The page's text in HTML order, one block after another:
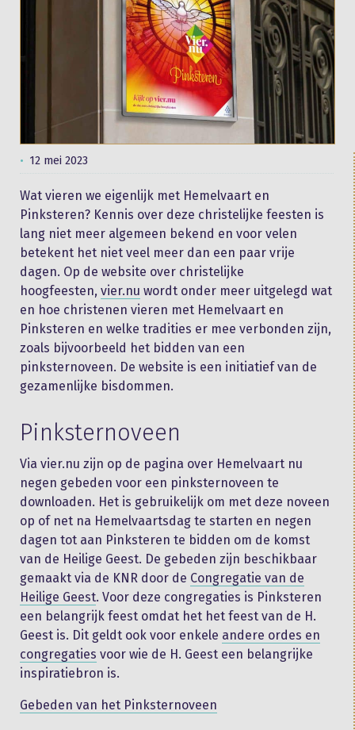
12 mei 2023
Wat vieren we eigenlijk met Hemelvaart en
Pinksteren? Kennis over deze christelijke feesten is
lang niet meer algemeen bekend en voor velen
betekent het niet veel meer dan een paar vrije
dagen. Op de website over christelijke
hoogfeesten, vier.nu wordt onder meer uitgelegd wat
en hoe christenen vieren met Hemelvaart en
Pinksteren en welke tradities er mee verbonden zijn,
zoals bijvoorbeeld het bidden van een
pinksternoveen. De website is een initiatief van de
gezamenlijke bisdommen.
Pinksternoveen
Via vier.nu zijn op de pagina over Hemelvaart nu
negen gebeden voor een pinksternoveen te
downloaden. Het is gebruikelijk om met deze noveen
op of net na Hemelvaartsdag te starten en negen
dagen tot aan Pinksteren te bidden om de komst
van de Heilige Geest. De gebeden zijn beschikbaar
gemaakt via de KNR door de Congregatie van de
Heilige Geest. Voor deze congregaties is Pinksteren
een belangrijk feest omdat het het feest van de H.
Geest is. Dit geldt ook voor enkele andere ordes en
congregaties voor wie de H. Geest een belangrijke
inspiratiebron is.
Gebeden van het Pinksternoveen